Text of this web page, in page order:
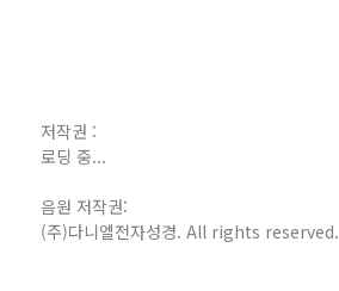
저작권 :
로딩 중...
음원 저작권:
(주)다니엘전자성경. All rights reserved.